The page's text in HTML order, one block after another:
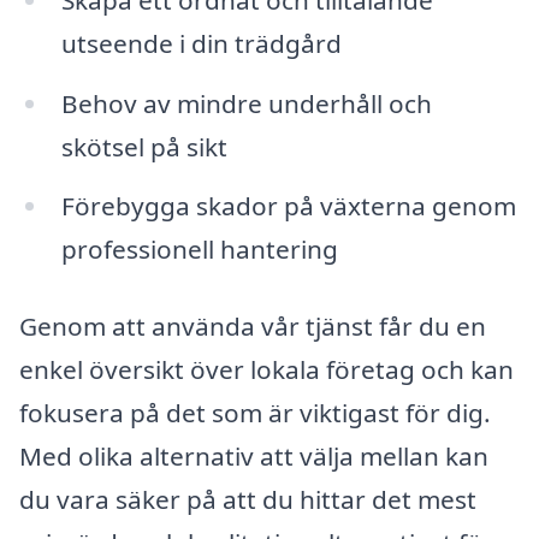
utseende i din trädgård
Behov av mindre underhåll och
skötsel på sikt
Förebygga skador på växterna genom
professionell hantering
Genom att använda vår tjänst får du en
enkel översikt över lokala företag och kan
fokusera på det som är viktigast för dig.
Med olika alternativ att välja mellan kan
du vara säker på att du hittar det mest